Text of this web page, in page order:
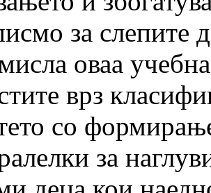
за слепите
оваа
врз
со
за